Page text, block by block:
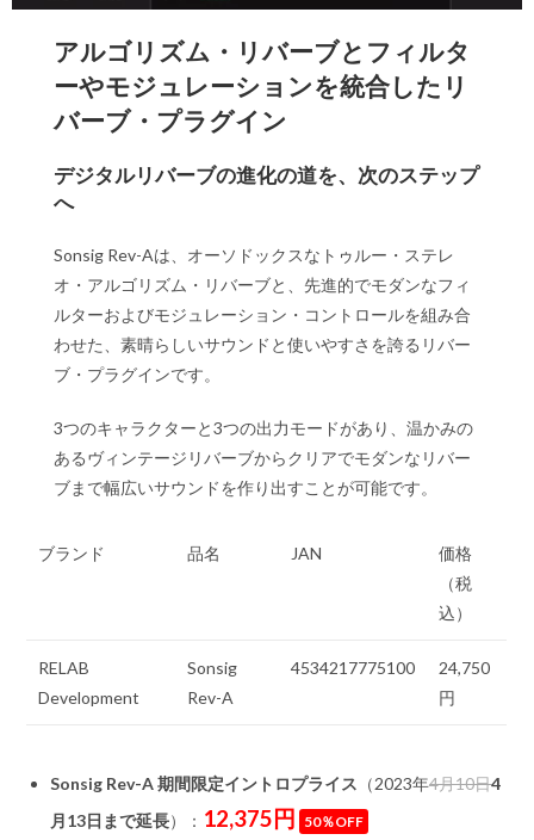
アルゴリズム・リバーブとフィルタ
ーやモジュレーションを統合したリ
バーブ・プラグイン
デジタルリバーブの進化の道を、次のステップ
へ
Sonsig Rev-Aは、オーソドックスなトゥルー・ステレ
オ・アルゴリズム・リバーブと、先進的でモダンなフィ
ルターおよびモジュレーション・コントロールを組み合
わせた、素晴らしいサウンドと使いやすさを誇るリバー
ブ・プラグインです。
3つのキャラクターと3つの出力モードがあり、温かみの
あるヴィンテージリバーブからクリアでモダンなリバー
ブまで幅広いサウンドを作り出すことが可能です。
ブランド 品名 JAN
価格
（税
込）
RELAB
Development
Sonsig
Rev-A
4534217775100
24,750
円
Sonsig Rev-A 期間限定イントロプライス （2023年4月10日4
月13日まで延長）： 12,375円 50％OFF